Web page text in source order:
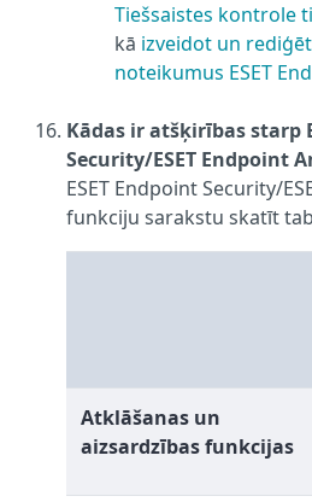
Tiešsaistes kontrole
kā izveidot un
noteikumus ESET
Kādas ir atšķirības starp
Security/ESET Endpoint
ESET Endpoint Security/
funkciju sarakstu skatīt
Atklāšanas un
aizsardzības funkcijas